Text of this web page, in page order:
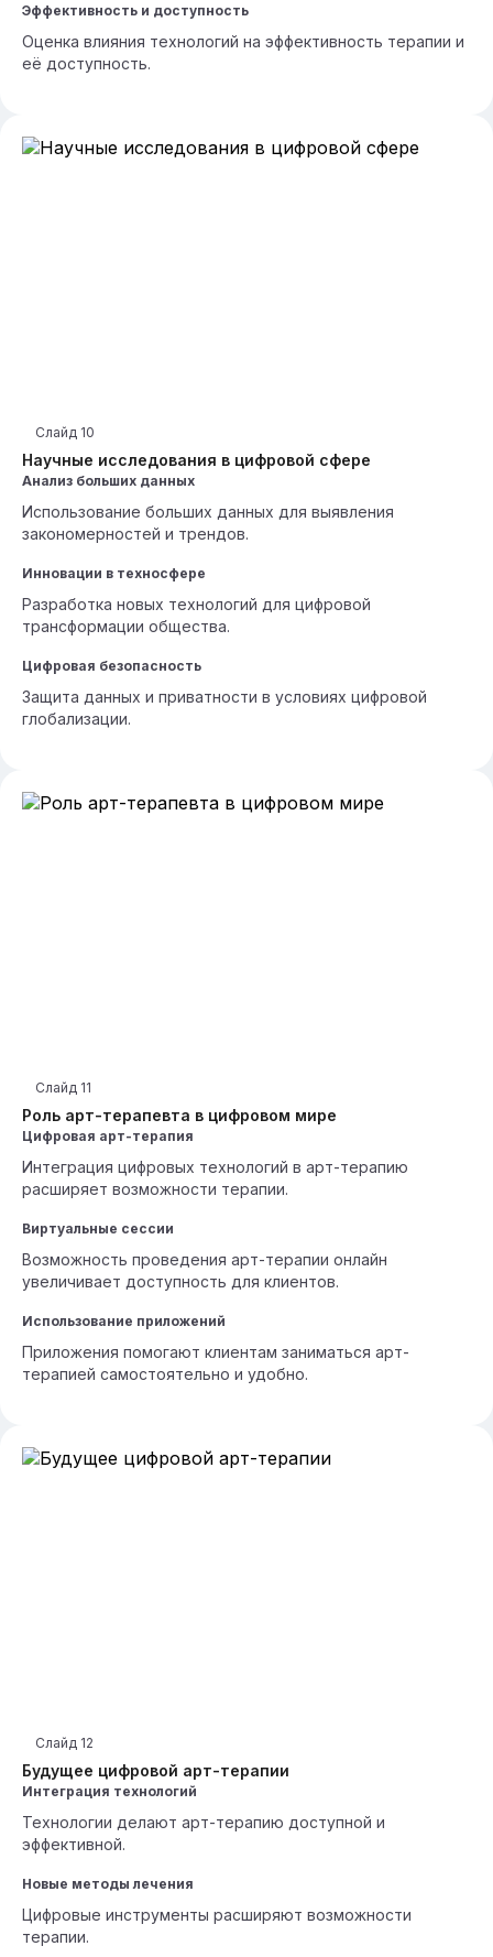
Эффективность и доступность
Оценка влияния технологий на эффективность терапии и
её доступность.
Научные исследования в цифровой сфере
Слайд 10
Анализ больших данных
Использование больших данных для выявления
закономерностей и трендов.
Инновации в техносфере
Разработка новых технологий для цифровой
трансформации общества.
Цифровая безопасность
Защита данных и приватности в условиях цифровой
глобализации.
Роль арт-терапевта в цифровом мире
Слайд 11
Цифровая арт-терапия
Интеграция цифровых технологий в арт-терапию
расширяет возможности терапии.
Виртуальные сессии
Возможность проведения арт-терапии онлайн
увеличивает доступность для клиентов.
Использование приложений
Приложения помогают клиентам заниматься арт-
терапией самостоятельно и удобно.
Будущее цифровой арт-терапии
Слайд 12
Интеграция технологий
Технологии делают арт-терапию доступной и
эффективной.
Новые методы лечения
Цифровые инструменты расширяют возможности
терапии.